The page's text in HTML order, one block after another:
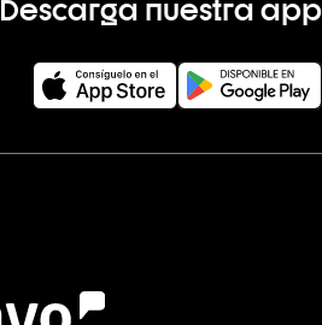
Descarga nuestra app